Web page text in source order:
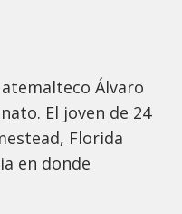
Álvaro
El joven de 24
Florida
en donde